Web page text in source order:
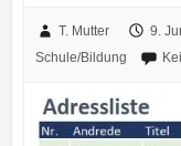
T. Mutter 9.
Schule/Bildung